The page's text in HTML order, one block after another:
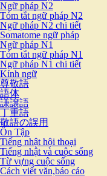
Ngữ pháp N2
Tóm tắt ngữ pháp N2
Ngữ pháp N2 chi tiết
Somatome ngữ pháp
Ngữ pháp N1
Tóm tắt ngữ pháp N1
Ngữ pháp N1 chi tiết
Kính ngữ
尊敬語
語体
謙譲語
丁重語
敬語の誤用
Ôn Tập
Tiếng nhật hội thoại
Tiếng nhật và cuộc sống
Từ vựng cuộc sống
Cách viết văn,báo cáo